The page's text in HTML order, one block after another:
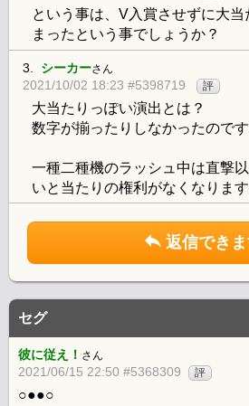
という事は、V入賞させずに大
まったという事でしょうか？
3. シーカーさん
2021/10/02 18:23 #5398719 評
大当たりっぽい演出とは？
数字が揃ったりしなかったのです
一種二種機のラッシュ中は直撃
いと当たりの権利がなくなります
返信でき
セグ
彼に従え！ さん
2021/06/15 22:50 #5368309 評
○●●○